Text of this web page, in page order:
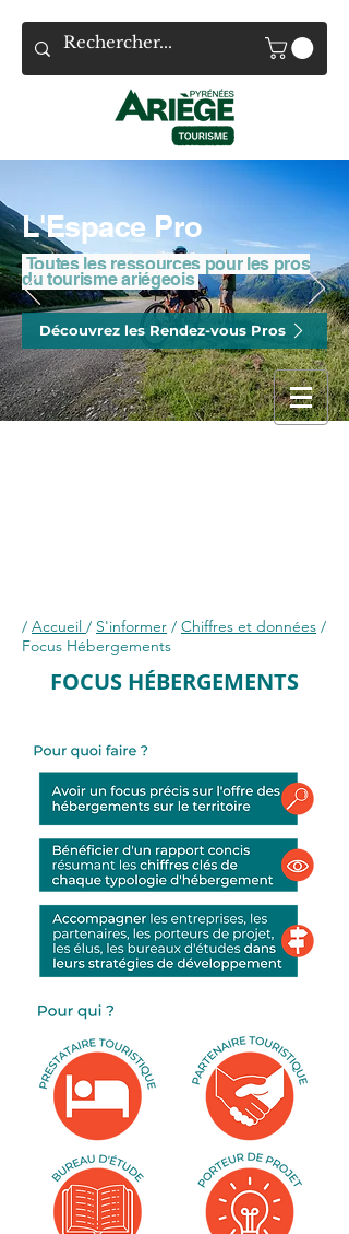
L'Espace Pro
Toutes les ressources pour les pros
du tourisme ariégeois
Découvrez les Rendez-vous Pros
/ Accueil / S'informer / Chiffres et données /
Focus Hébergements
FOCUS HÉBERGEMENTS